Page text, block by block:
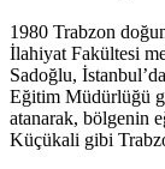
1980 Trabzon
İlahiyat Fakültesi
Sadoğlu,
Eğitim Müdürlüğü
atanarak, bölgenin
Küçükali gibi